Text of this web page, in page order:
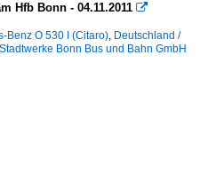
Hfb Bonn - 04.11.2011 
Benz O 530 I (Citaro), Deutschland /
Bonn Bus und Bahn GmbH